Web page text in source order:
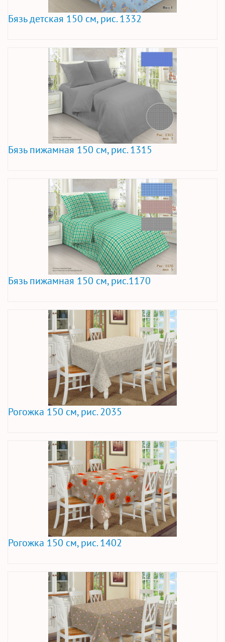
Бязь детская 150 см, рис. 1332
Бязь пижамная 150 см, рис. 1315
Бязь пижамная 150 см, рис.1170
Рогожка 150 см, рис. 2035
Рогожка 150 см, рис. 1402